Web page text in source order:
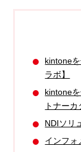
kintone
ラボ】
kintone
トナー
NDIソリ
インフォ